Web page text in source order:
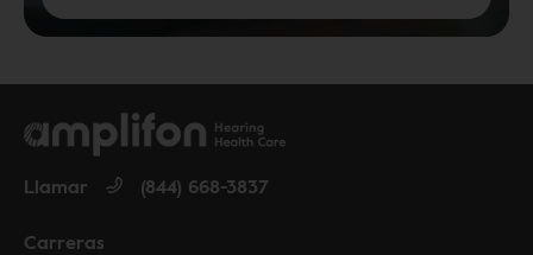
Carreras
Llamar (844) 668-3837